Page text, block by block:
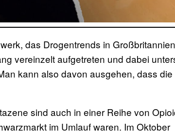
das Drogentrends in
vereinzelt aufgetreten und dabei
kann also davon ausgehen, dass
sind auch in einer Reihe von
im Umlauf waren. Im Oktober